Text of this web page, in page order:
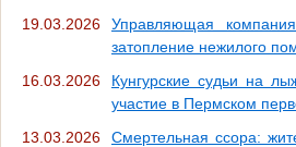
19.03.2026
Управляющая
затопление нежилого
16.03.2026
Кунгурские судьи на
участие в Пермском
13.03.2026
Смертельная ссора: